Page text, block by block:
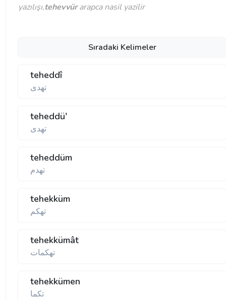
yazılışı,tehevvürarapca nasil yazilir
Sıradaki Kelimeler
teheddî
تهدی
teheddü'
تهدی
teheddüm
تهدم
tehekküm
تهكم
tehekkümât
تهكمات
tehekkümen
تكما